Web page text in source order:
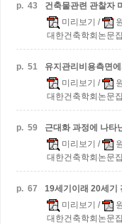
p. 43
건축물관련 관찰자
미리보기 /
대한건축학회논문
p. 51
유지관리비용측면
미리보기 /
대한건축학회논문
p. 59
근대화 과정에 나타
미리보기 /
대한건축학회논문
p. 67
19세기이래 20세기
미리보기 /
대한건축학회논문